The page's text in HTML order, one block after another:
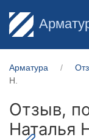
Арматура
Н.
Отзыв,
Наталья